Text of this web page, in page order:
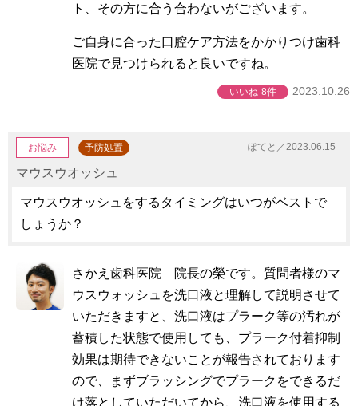
ト、その方に合う合わないがございます。
ご自身に合った口腔ケア方法をかかりつけ歯科
医院で見つけられると良いですね。
いいね 8件 2023.10.26
ぽてと／2023.06.15
お悩み 予防処置
マウスウオッシュ
マウスウオッシュをするタイミングはいつがベストで
しょうか？
さかえ歯科医院 院長の榮です。質問者様のマ
ウスウォッシュを洗口液と理解して説明させて
いただきますと、洗口液はプラーク等の汚れが
蓄積した状態で使用しても、プラーク付着抑制
効果は期待できないことが報告されております
ので、まずブラッシングでプラークをできるだ
け落としていただいてから、洗口液を使用する